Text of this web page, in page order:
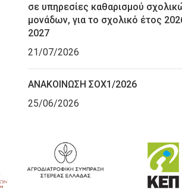
σε υπηρεσίες καθαρισμού
μονάδων, για το σχολικό έτος
2027
21/07/2026
ΑΝΑΚΟΙΝΩΣΗ ΣΟΧ1/2026
25/06/2026